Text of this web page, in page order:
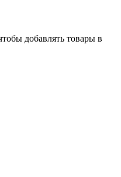
добавлять товары в